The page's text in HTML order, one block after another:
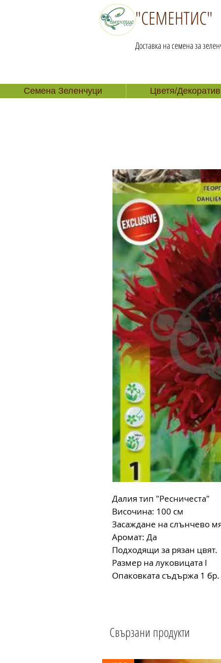
"СЕМЕНТИС"
Доставка на семена за
Семена Зеленчуци Цветя/
Далия тип "Ресничеста"
Височина: 100 см
Засаждане на слънчево
Аромат: Да
Подходящи за рязан цвят.
Размер на луковицата I
Опаковката съдържа 1
Свързани продукти